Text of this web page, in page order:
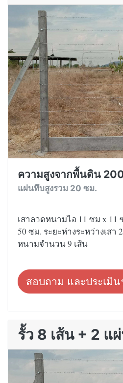
ความสูงจากพื้นดิน
แผ่นทึบสูงรวม 20 ซม.
เสาลวดหนามไอ 11 ซม x 11
50 ซม. ระยะห่างระหว่างเสา
หนามจำนวน 9 เส้น
สอบถาม และประเมิน
รั้ว 8 เส้น + 2 แ